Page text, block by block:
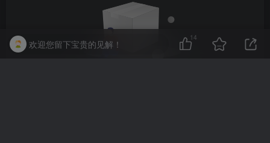
欢迎您留下宝贵的见解！
14